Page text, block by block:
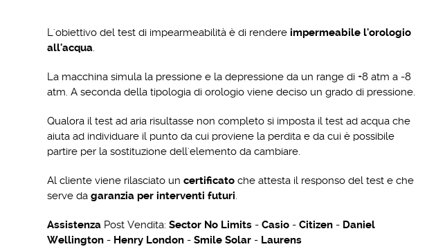
L'obiettivo del test di impearmeabilità è di rendere impermeabile l'orologio
all'acqua
La macchina simula la pressione e la depressione da un range di +8 atm a -8
atm. A seconda della tipologia di orologio viene deciso un grado di pressione.
Qualora il test ad aria risultasse non completo si imposta il test ad acqua che
aiuta ad individuare il punto da cui proviene la perdita e da cui è possibile
partire per la sostituzione dell'elemento da cambiare.
Al cliente viene rilasciato un certificato che attesta il responso del test e che
serve da garanzia per interventi futuri
Assistenza Post Vendita: Sector No Limits - Casio - Citizen - Daniel
Wellington - Henry London - Smile Solar - Laurens